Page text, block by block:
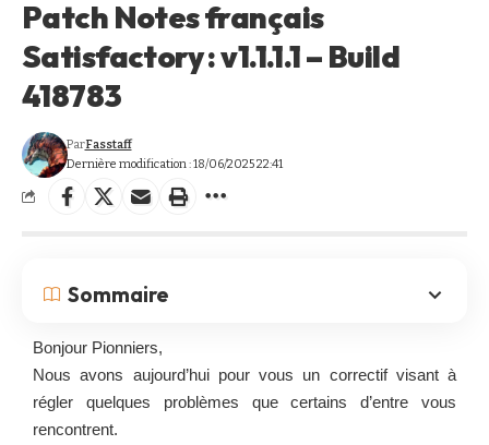
Patch Notes français
Satisfactory : v1.1.1.1 – Build
418783
Dernière modification : 18/06/2025 22:41
ParFasstaff
Sommaire
Bonjour Pionniers,
Nous avons aujourd’hui pour vous un correctif visant à
régler quelques problèmes que certains d’entre vous
rencontrent.